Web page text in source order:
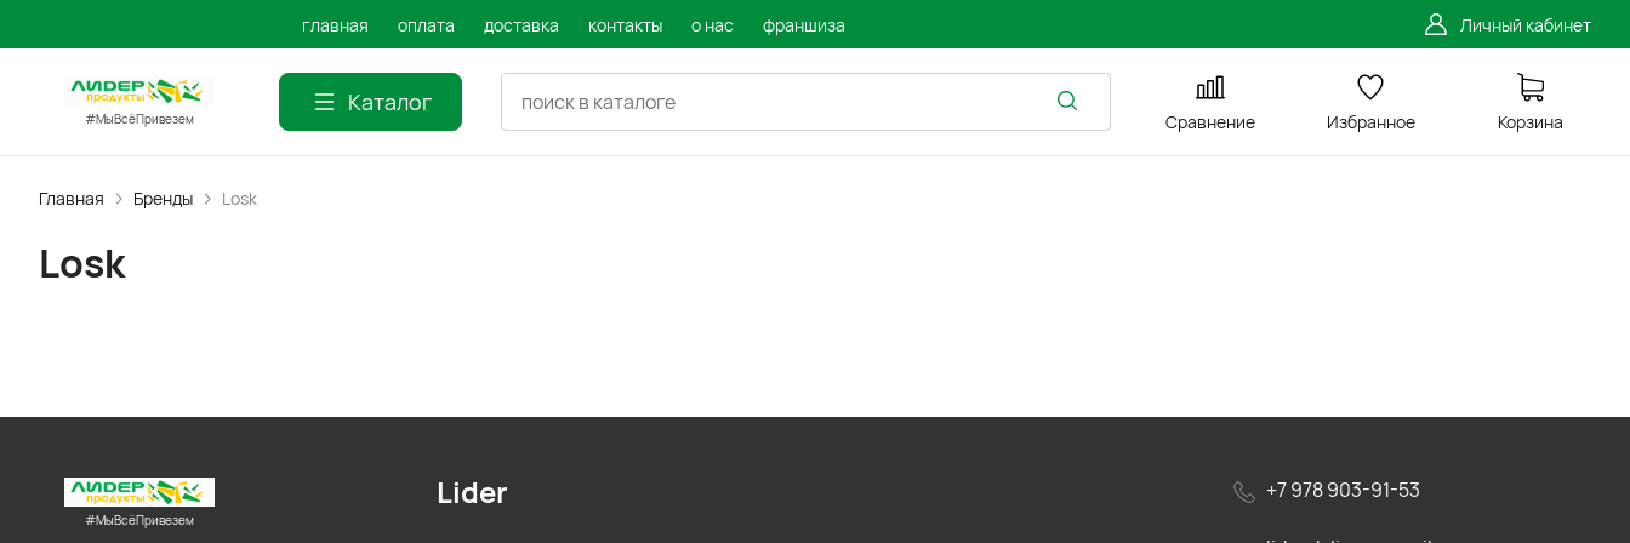
главная оплата доставка контакты о нас франшиза Личный кабинет
#МыВсёПривезем
Каталог
Сравнение Избранное Корзина
Главная Бренды Losk
Losk
#МыВсёПривезем
+7 978 903-91-53
Lider